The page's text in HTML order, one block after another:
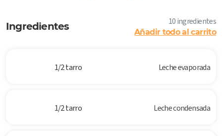
Ingredientes 10 ingredientes
Añadir todo al carrito
1/2 tarro Leche evaporada
1/2 tarro Leche condensada